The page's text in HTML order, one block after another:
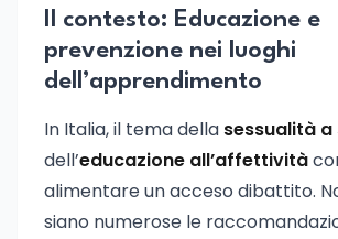
Il contesto: Educazione e
prevenzione nei luoghi
dell’apprendimento
In Italia, il tema della sessualità
dell’educazione all’affettività
alimentare un acceso dibattito.
siano numerose le